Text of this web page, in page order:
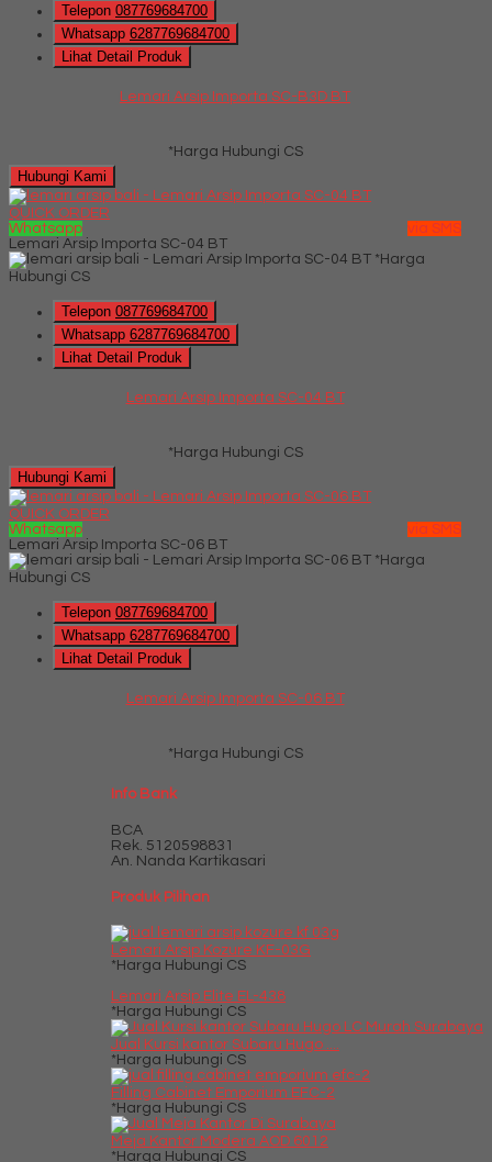
Telepon 087769684700
Whatsapp 6287769684700
Lihat Detail Produk
Lemari Arsip Importa SC-B3D BT
*Harga Hubungi CS
Hubungi Kami
QUICK ORDER
Whatsapp
via SMS
Lemari Arsip Importa SC-04 BT
*Harga
Hubungi CS
Telepon 087769684700
Whatsapp 6287769684700
Lihat Detail Produk
Lemari Arsip Importa SC-04 BT
*Harga Hubungi CS
Hubungi Kami
QUICK ORDER
Whatsapp
via SMS
Lemari Arsip Importa SC-06 BT
*Harga
Hubungi CS
Telepon 087769684700
Whatsapp 6287769684700
Lihat Detail Produk
Lemari Arsip Importa SC-06 BT
*Harga Hubungi CS
Info Bank
BCA
Rek. 5120598831
An. Nanda Kartikasari
Produk Pilihan
Lemari Arsip Kozure KF-03G
*Harga Hubungi CS
Lemari Arsip Elite EL-438
*Harga Hubungi CS
Jual Kursi kantor Subaru Hugo ....
*Harga Hubungi CS
Filling Cabinet Emporium EFC-2
*Harga Hubungi CS
Meja Kantor Modera AOD 6012
*Harga Hubungi CS